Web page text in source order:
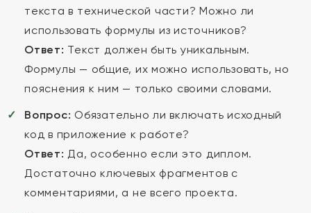
текста в технической части? Можно ли
использовать формулы из источников?
Ответ: Текст должен быть уникальным.
Формулы — общие, их можно использовать, но
пояснения к ним — только своими словами.
Вопрос: Обязательно ли включать исходный
код в приложение к работе?
Ответ: Да, особенно если это диплом.
Достаточно ключевых фрагментов с
комментариями, а не всего проекта.